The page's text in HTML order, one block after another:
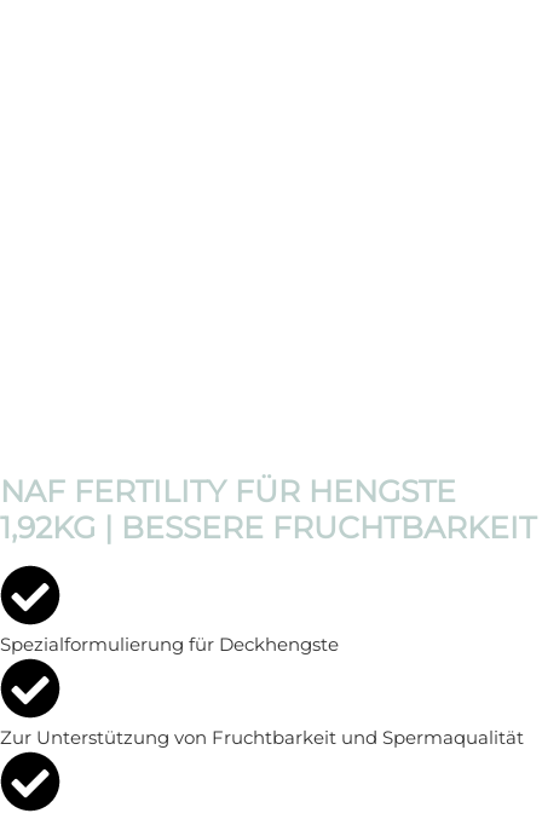
NAF FERTILITY FÜR HENGSTE
1,92KG | BESSERE FRUCHTBARKEIT
Spezialformulierung für Deckhengste
Zur Unterstützung von Fruchtbarkeit und Spermaqualität